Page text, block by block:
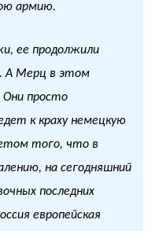
армию.
ее продолжили
А Мерц в этом
Они просто
к краху немецкую
того, что в
на сегодняшний
последних
европейская